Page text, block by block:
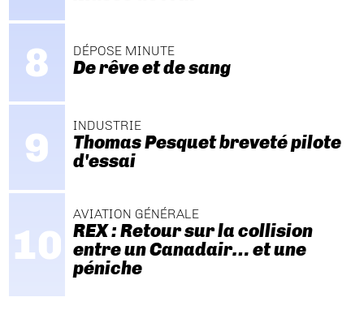
DÉPOSE MINUTE
De rêve et de sang
INDUSTRIE
Thomas Pesquet breveté pilote
d'essai
AVIATION GÉNÉRALE
REX : Retour sur la collision
entre un Canadair… et une
péniche